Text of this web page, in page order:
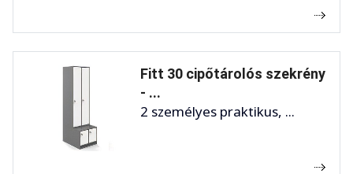
Fitt 30 cipőtárolós szekrény
- ...
2 személyes praktikus, ...